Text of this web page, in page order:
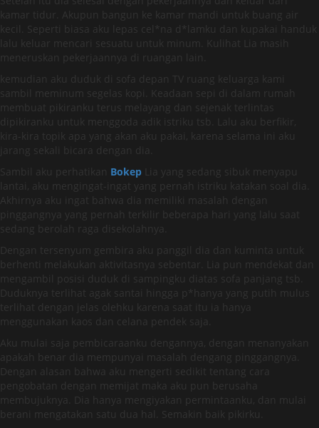
kamar tidur. Akupun bangun ke kamar mandi untuk buang air
kecil. Seperti biasa aku lepas cel*na d*lamku dan kupakai handuk
lalu keluar mencari sesuatu untuk minum. Kulihat Lia masih
meneruskan pekerjaannya di ruangan lain.
kemudian aku duduk di sofa depan TV ruang keluarga kami
sambil meminum segelas kopi. Keadaan sepi di dalam rumah
membuat pikiranku terus melayang dan sejenak terlintas
dipikiranku untuk menggoda adik istriku tsb. Lalu aku berfikir,
kira-kira topik apa yang akan aku pakai, karena selama ini aku
jarang sekali bicara dengan dia.
Sambil aku perhatikan Bokep Lia yang sedang sibuk menyapu
lantai, aku mengingat-ingat yang pernah istriku katakan soal dia.
Akhirnya aku ingat bahwa dia memiliki masalah dengan
pinggangnya yang pernah terkilir beberapa hari yang lalu saat
sedang berolah raga disekolahnya.
Dengan tersenyum gembira aku panggil dia dan kuminta untuk
berhenti melakukan aktivitasnya sebentar. Lia pun mendekat dan
mengambil posisi duduk di sampingku diatas sofa panjang tsb.
Duduknya terlihat agak santai hingga p*hanya yang putih mulus
terlihat dengan jelas olehku karena saat itu ia hanya
menggunakan kaos dan celana pendek saja.
Aku mulai saja pembicaraanku dengannya, dengan menanyakan
apakah benar dia mempunyai masalah dengang pinggangnya.
Dengan alasan bahwa aku mengerti sedikit tentang cara
pengobatan dengan memijat maka aku pun berusaha
membujuknya. Dia hanya mengiyakan permintaanku, dan mulai
berani mengatakan satu dua hal. Semakin baik pikirku.